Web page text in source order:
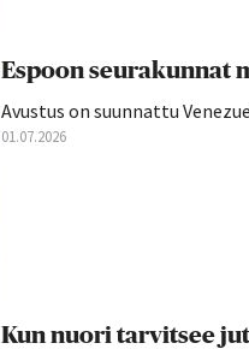
Espoon seurakunnat
Avustus on suunnattu
01.07.2026
Kun nuori tarvitsee